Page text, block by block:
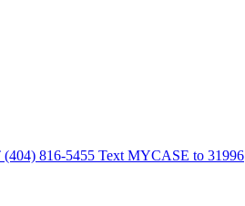
(404) 816-5455 Text MYCASE to 31996